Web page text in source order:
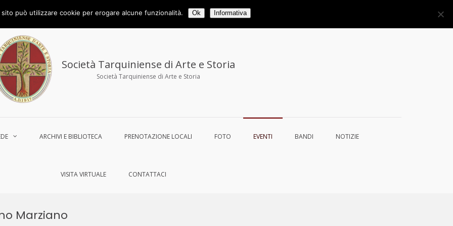
0766.858194 tarquiniense@gmail.com
Società Tarquiniense di Arte e Storia
Società Tarquiniense di Arte e Storia
ARCHIVI E BIBLIOTECA PRENOTAZIONE LOCALI FOTO EVENTI BANDI NOTIZIE
VISITA VIRTUALE CONTATTACI
Marziano
può utilizzare cookie per erogare alcune funzionalità. Ok Informativa